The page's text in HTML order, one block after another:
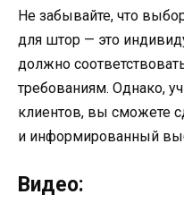
Не забывайте, что
для штор — это
должно
требованиям. Однако,
клиентов, вы сможете
и информированный
Видео: